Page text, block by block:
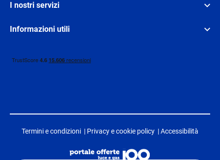
I nostri servizi
Informazioni utili
Termini e condizioni | Privacy e cookie policy |Accessibilità